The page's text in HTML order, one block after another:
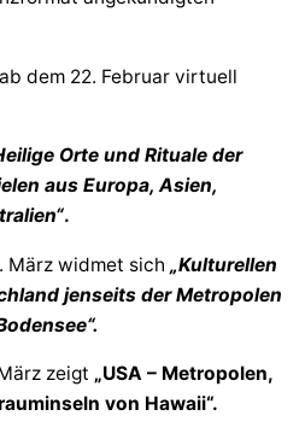
dem 22. Februar virtuell
Orte und Rituale der
aus Europa, Asien,
.
März widmet sich „Kulturellen
jenseits der Metropolen
zeigt „USA – Metropolen,
von Hawaii“.